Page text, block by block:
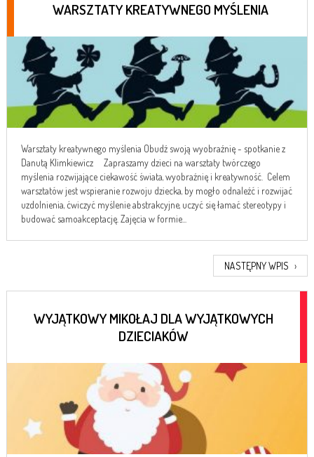
WARSZTATY KREATYWNEGO MYŚLENIA
Warsztaty kreatywnego myślenia Obudź swoją wyobraźnię - spotkanie z
Danutą Klimkiewicz Zapraszamy dzieci na warsztaty twórczego
myślenia rozwijające ciekawość świata, wyobraźnię i kreatywność. Celem
warsztatów jest wspieranie rozwoju dziecka, by mogło odnaleźć i rozwijać
uzdolnienia, ćwiczyć myślenie abstrakcyjne, uczyć się łamać stereotypy i
budować samoakceptację. Zajęcia w formie...
NASTĘPNY WPIS ›
WYJĄTKOWY MIKOŁAJ DLA WYJĄTKOWYCH
DZIECIAKÓW